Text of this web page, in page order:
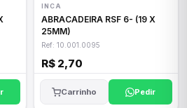
INCA
ABRACADEIRA RSF 6- (19 X
25MM)
Ref: 10.001.0095
R$ 2,70
Carrinho Pedir